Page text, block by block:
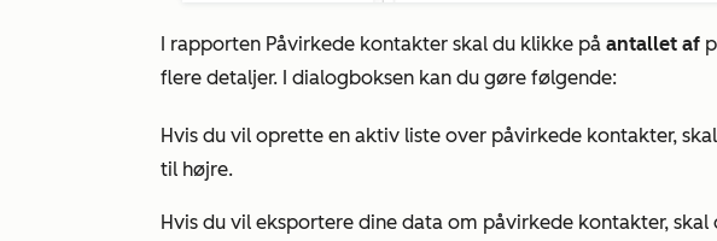
I rapporten Påvirkede kontakter skal du klikke på antallet af
flere detaljer. I dialogboksen kan du gøre følgende:
Hvis du vil oprette en aktiv liste over påvirkede kontakter,
til højre.
Hvis du vil eksportere dine data om påvirkede kontakter, skal